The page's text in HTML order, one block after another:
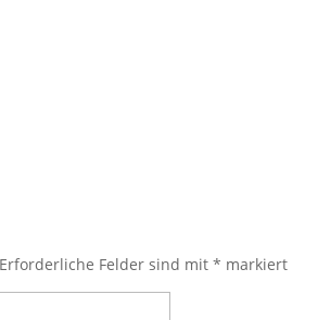
Erforderliche Felder sind mit* markiert